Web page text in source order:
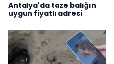
Antalya'da taze balığın
uygun fiyatlı adresi